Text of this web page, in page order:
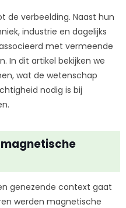
de verbeelding. Naast hun
industrie en dagelijks
met vermeende
In dit artikel bekijken we
wat de wetenschap
nodig is bij
genezende context gaat
werden magnetische